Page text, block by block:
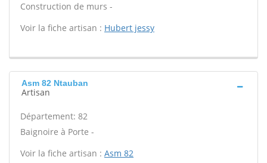
Construction de murs -
Voir la fiche artisan : Hubert jessy
Asm 82 Ntauban
Artisan
Département: 82
Baignoire à Porte -
Voir la fiche artisan : Asm 82